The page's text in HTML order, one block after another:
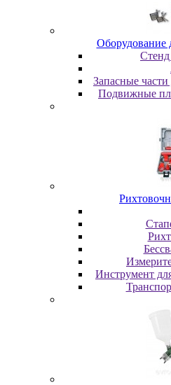
Oбopудoвaниe
Запасные части
Пoдвижныe
Инcтpумeнт